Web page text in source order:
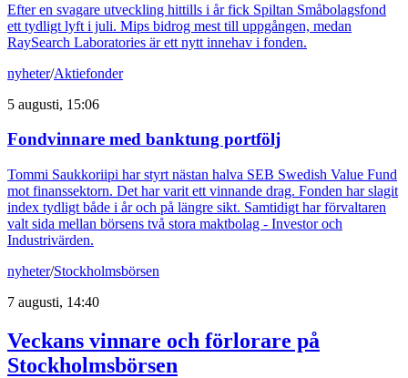
Efter en svagare utveckling hittills i år fick Spiltan Småbolagsfond
ett tydligt lyft i juli. Mips bidrog mest till uppgången, medan
RaySearch Laboratories är ett nytt innehav i fonden.
nyheter/Aktiefonder
5 augusti, 15:06
Fondvinnare med banktung portfölj
Tommi Saukkoriipi har styrt nästan halva SEB Swedish Value Fund
mot finanssektorn. Det har varit ett vinnande drag. Fonden har slagit
index tydligt både i år och på längre sikt. Samtidigt har förvaltaren
valt sida mellan börsens två stora maktbolag - Investor och
Industrivärden.
nyheter/Stockholmsbörsen
7 augusti, 14:40
Veckans vinnare och förlorare på
Stockholmsbörsen